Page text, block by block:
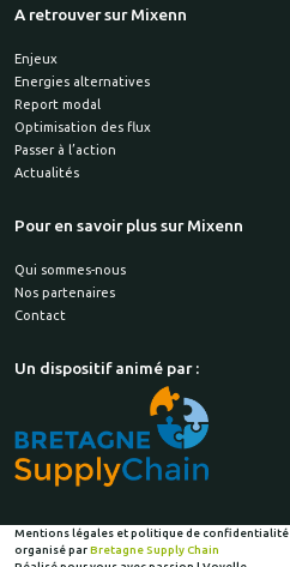
A retrouver sur Mixenn
Enjeux
Energies alternatives
Report modal
Optimisation des flux
Passer à l’action
Actualités
Pour en savoir plus sur Mixenn
Qui sommes-nous
Nos partenaires
Contact
Un dispositif animé par :
Mentions légales et politique de confidentialité
organisé parBretagne Supply Chain